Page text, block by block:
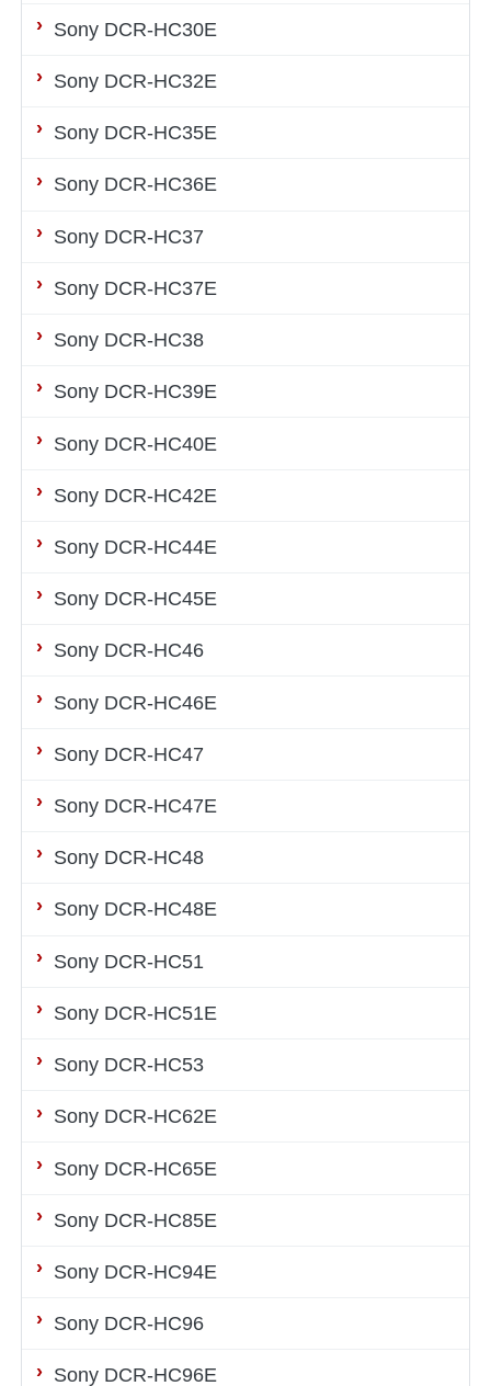
Sony DCR-HC30E
Sony DCR-HC32E
Sony DCR-HC35E
Sony DCR-HC36E
Sony DCR-HC37
Sony DCR-HC37E
Sony DCR-HC38
Sony DCR-HC39E
Sony DCR-HC40E
Sony DCR-HC42E
Sony DCR-HC44E
Sony DCR-HC45E
Sony DCR-HC46
Sony DCR-HC46E
Sony DCR-HC47
Sony DCR-HC47E
Sony DCR-HC48
Sony DCR-HC48E
Sony DCR-HC51
Sony DCR-HC51E
Sony DCR-HC53
Sony DCR-HC62E
Sony DCR-HC65E
Sony DCR-HC85E
Sony DCR-HC94E
Sony DCR-HC96
Sony DCR-HC96E